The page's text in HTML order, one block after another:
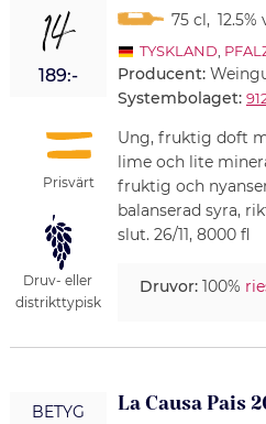
14
189:-
Prisvärt
Druv- eller
distrikttypisk
75 cl, 12.5%
TYSKLAND
Producent:
Systembolaget:
Ung, fruktig doft
lime och lite
fruktig och
balanserad syra,
slut. 26/11, 8000 fl
Druvor:100%
BETYG La Causa Pais